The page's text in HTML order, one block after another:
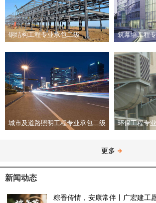
钢结构工程专业承包二级 筑幕墙工程
城市及道路照明工程专业承包二级 环保工程专
更多
新闻动态
粽香传情，安康常伴丨广宏建工